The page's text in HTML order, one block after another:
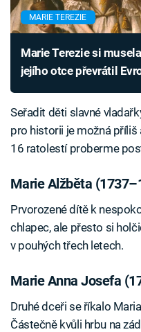
MARIE TEREZIE
Marie Terezie si
jejího otce převrátil
Seřadit děti slavné
pro historii je možná
16 ratolestí proberme
Marie Alžběta
Prvorozené dítě k
chlapec, ale přesto si
v pouhých třech letech.
Marie Anna Josefa
Druhé dceři se říkalo
Částečně kvůli hrbu na